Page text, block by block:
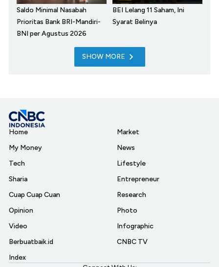
Saldo Minimal Nasabah
Prioritas Bank BRI-Mandiri-
BNI per Agustus 2026
BEI Lelang 11 Saham, Ini
Syarat Belinya
SHOW MORE
Home
My Money
Tech
Sharia
Cuap Cuap Cuan
Opinion
Video
Berbuatbaik.id
Index
Market
News
Lifestyle
Entrepreneur
Research
Photo
Infographic
CNBC TV